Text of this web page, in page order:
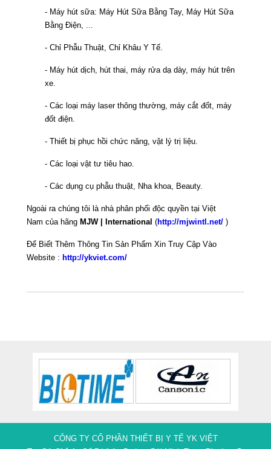
- Máy hút sữa: Máy Hút Sữa Bằng Tay, Máy Hút Sữa
Bằng Điện, ...
- Chỉ Phẫu Thuật, Chỉ Khâu Y Tế.
- Máy hút dịch, hút thai, máy rửa dạ dày, máy hút trên
xe.
- Các loại máy laser thông thường, máy cắt đốt, máy
đốt điện.
- Thiết bị phục hồi chức năng, vật lý trị liệu.
- Các loại vật tư tiêu hao.
- Các dụng cụ phẫu thuật, Nha khoa, Beauty.
Ngoài ra chúng tôi là nhà phân phối độc quyền tại Việt
Nam của hãng MJW | International (http://mjwintl.net/ )
Để Biết Thêm Thông Tin Sản Phẩm Xin Truy Cập Vào
Website : http://ykviet.com/
CÔNG TY CỔ PHẦN THIẾT BỊ Y TẾ YK VIỆT